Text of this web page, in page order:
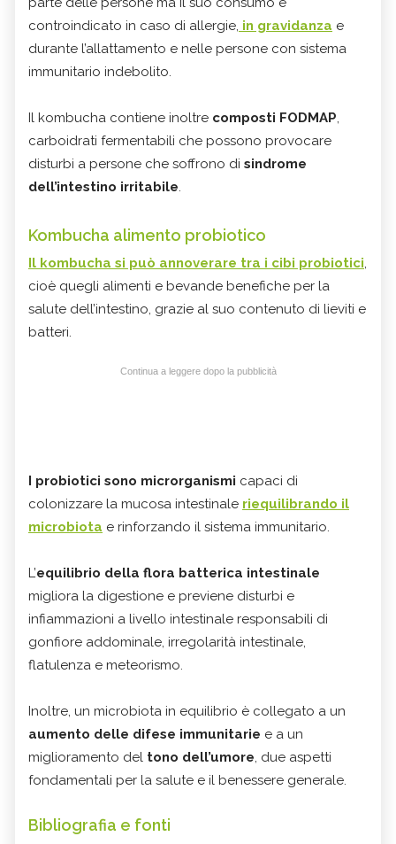
controindicato in caso di allergie, in gravidanza e
durante l’allattamento e nelle persone con sistema
immunitario indebolito.
Il kombucha contiene inoltre composti FODMAP,
carboidrati fermentabili che possono provocare
disturbi a persone che soffrono di sindrome
dell’intestino irritabile.
Kombucha alimento probiotico
Il kombucha si può annoverare tra i cibi probiotici,
cioè quegli alimenti e bevande benefiche per la
salute dell’intestino, grazie al suo contenuto di lieviti e
batteri.
Continua a leggere dopo la pubblicità
I probiotici sono microrganismi capaci di
colonizzare la mucosa intestinale riequilibrando il
microbiota e rinforzando il sistema immunitario.
L’equilibrio della flora batterica intestinale
migliora la digestione e previene disturbi e
infiammazioni a livello intestinale responsabili di
gonfiore addominale, irregolarità intestinale,
flatulenza e meteorismo.
Inoltre, un microbiota in equilibrio è collegato a un
aumento delle difese immunitarie e a un
miglioramento del tono dell’umore, due aspetti
fondamentali per la salute e il benessere generale.
Bibliografia e fonti